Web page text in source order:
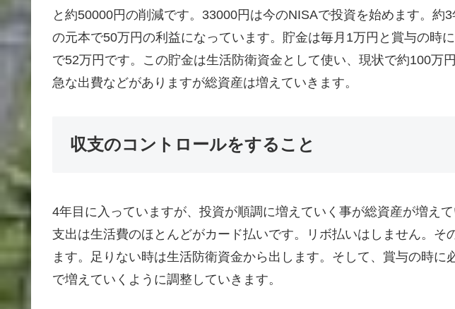
と約50000円の削減です。33000円は今のNISAで投資を始めます。約
の元本で50万円の利益になっています。貯金は毎月1万円と賞与の時
で52万円です。この貯金は生活防衛資金として使い、現状で約100万
急な出費などがありますが総資産は増えていきます。
収支のコントロールをすること
4年目に入っていますが、投資が順調に増えていく事が総資産が増えて
支出は生活費のほとんどがカード払いです。リボ払いはしません。そ
ます。足りない時は生活防衛資金から出します。そして、賞与の時に
で増えていくように調整していきます。